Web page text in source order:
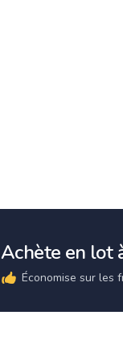
Achète en lot
Économise sur les